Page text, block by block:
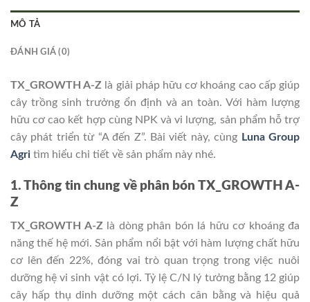
MÔ TẢ
ĐÁNH GIÁ (0)
TX_GROWTH A-Z là giải pháp hữu cơ khoáng cao cấp giúp
cây trồng sinh trưởng ổn định và an toàn. Với hàm lượng
hữu cơ cao kết hợp cùng NPK và vi lượng, sản phẩm hỗ trợ
cây phát triển từ “A đến Z”. Bài viết này, cùng Luna Group
Agri tìm hiểu chi tiết về sản phẩm này nhé.
1. Thông tin chung về phân bón TX_GROWTH A-
Z
TX_GROWTH A-Zlà dòng phân bón lá hữu cơ khoáng đa
năng thế hệ mới. Sản phẩm nổi bật với hàm lượng chất hữu
cơ lên đến 22%, đóng vai trò quan trọng trong việc nuôi
dưỡng hệ vi sinh vật có lợi. Tỷ lệ C/N lý tưởng bằng 12 giúp
cây hấp thụ dinh dưỡng một cách cân bằng và hiệu quả